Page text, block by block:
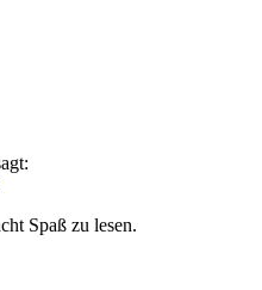
Spaß zu lesen.